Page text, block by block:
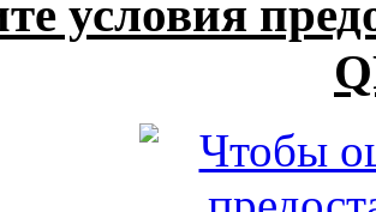
условия